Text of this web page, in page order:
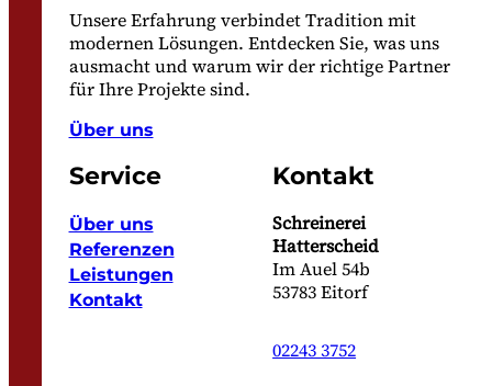
Unsere Erfahrung verbindet Tradition mit
modernen Lösungen. Entdecken Sie, was uns
ausmacht und warum wir der richtige Partner
für Ihre Projekte sind.
Über uns
Service
Über uns
Referenzen
Leistungen
Kontakt
Kontakt
Schreinerei
Hatterscheid
Im Auel 54b
53783 Eitorf
02243 3752